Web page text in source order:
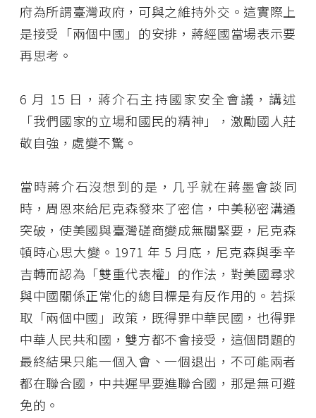
府為所謂臺灣政府，可與之維持外交。這實際上
是接受「兩個中國」的安排，蔣經國當場表示要
再思考。
6 月 15 日，蔣介石主持國家安全會議，講述
「我們國家的立場和國民的精神」，激勵國人莊
敬自強，處變不驚。
當時蔣介石沒想到的是，几乎就在蔣墨會談同
時，周恩來給尼克森發來了密信，中美秘密溝通
突破，使美國與臺灣磋商變成無關緊要，尼克森
頓時心思大變。1971 年 5 月底，尼克森與季辛
吉轉而認為「雙重代表權」的作法，對美國尋求
與中國關係正常化的總目標是有反作用的。若採
取「兩個中國」政策，既得罪中華民國，也得罪
中華人民共和國，雙方都不會接受，這個問題的
最終結果只能一個入會、一個退出，不可能兩者
都在聯合國，中共遲早要進聯合國，那是無可避
免的。